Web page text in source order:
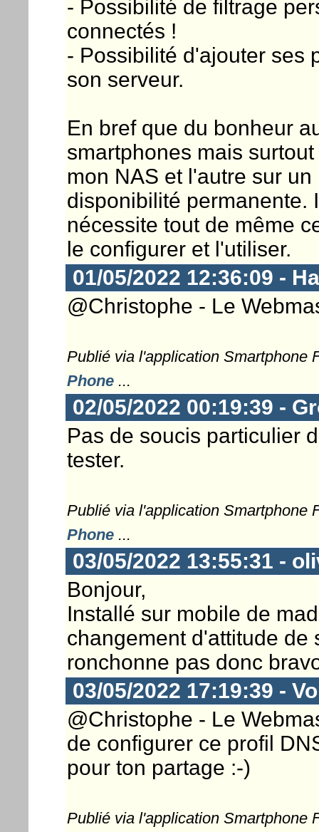
- Possibilité de filtrage
connectés !
- Possibilité d'ajouter ses
son serveur.
En bref que du bonheur
smartphones mais
mon NAS et l'autre sur
disponibilité permanente.
nécessite tout de même
le configurer et l'utiliser.
01/05/2022 12:36:09 -
@Christophe - Le
Publié via l'application Smartphone
Phone...
02/05/2022 00:19:39 -
Pas de soucis particulier
tester.
Publié via l'application Smartphone
Phone...
03/05/2022 13:55:31 -
Bonjour,
Installé sur mobile de
changement d'attitude de
ronchonne pas donc
03/05/2022 17:19:39 -
@Christophe - Le
de configurer ce profil
pour ton partage :-)
Publié via l'application Smartphone